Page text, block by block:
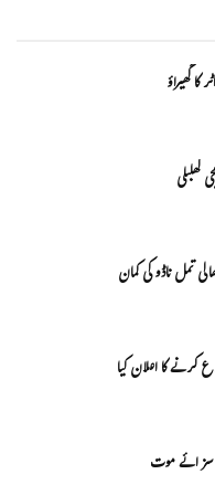
گھیراؤ
تمل ناڈو کی کمان
کا اعلان کیا